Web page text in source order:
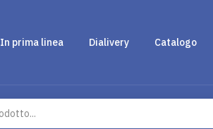
In prima linea Dialivery Catalogo